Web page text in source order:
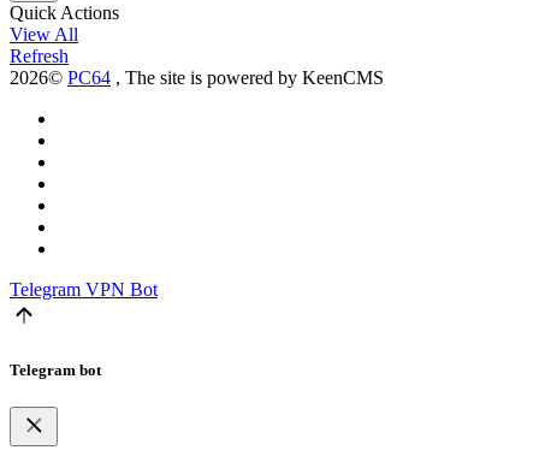
Quick Actions
View All
Refresh
2026© PC64 , The site is powered by KeenCMS
Telegram VPN Bot
Telegram bot